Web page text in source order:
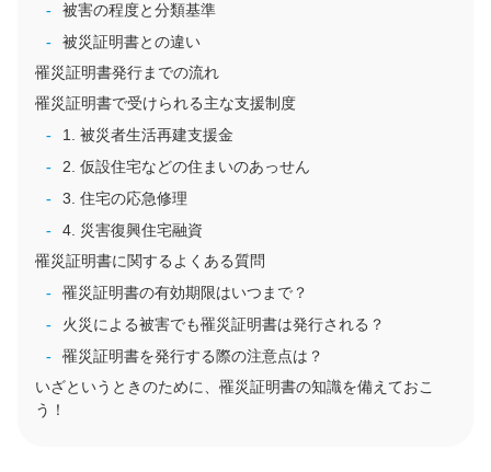
被害の程度と分類基準
被災証明書との違い
罹災証明書発行までの流れ
罹災証明書で受けられる主な支援制度
1. 被災者生活再建支援金
2. 仮設住宅などの住まいのあっせん
3. 住宅の応急修理
4. 災害復興住宅融資
罹災証明書に関するよくある質問
罹災証明書の有効期限はいつまで？
火災による被害でも罹災証明書は発行される？
罹災証明書を発行する際の注意点は？
いざというときのために、罹災証明書の知識を備えておこ
う！